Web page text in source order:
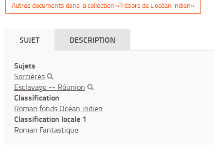
Autres documents dans la collection «Trésors de L'océan indien»
SUJET DESCRIPTION
Sujets
Sorcières
Esclavage -- Réunion
Classification
Roman fonds Océan indien
Classification locale 1
Roman Fantastique